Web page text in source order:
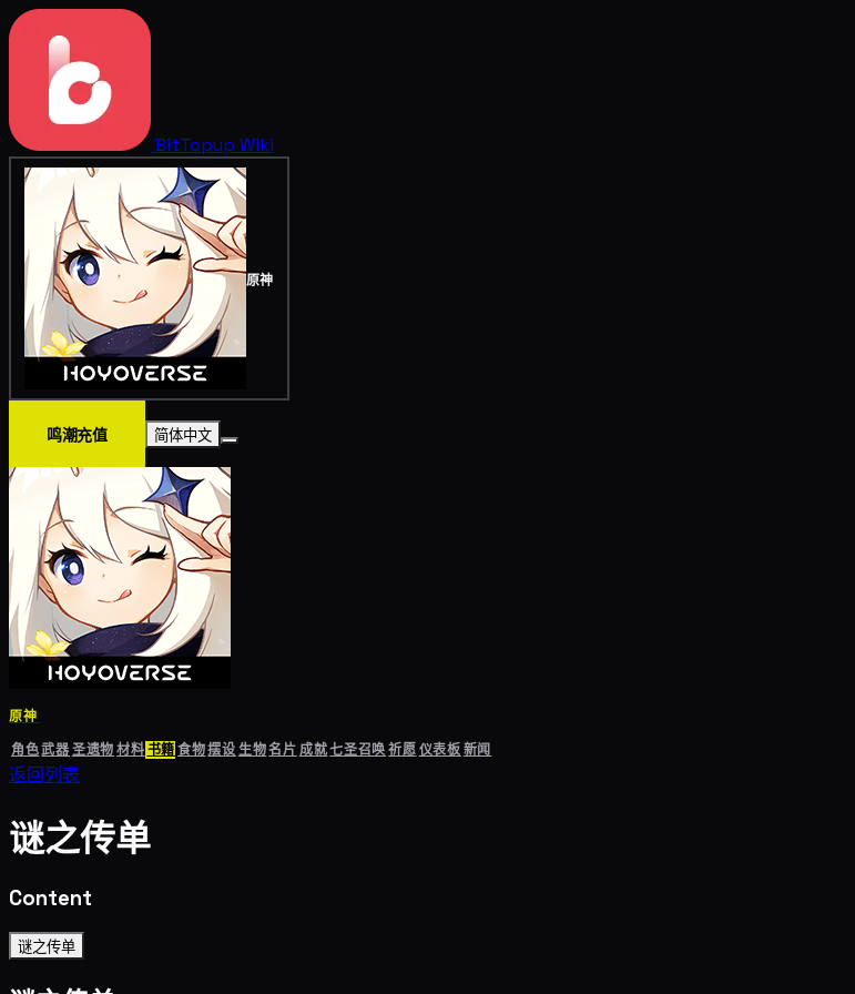
BitTopup Wiki
原神
鸣潮充值 简体中文
原神
角色武器圣遗物材料书籍食物摆设生物名片成就七圣召唤祈愿仪表板新闻
返回列表
谜之传单
Content
谜之传单